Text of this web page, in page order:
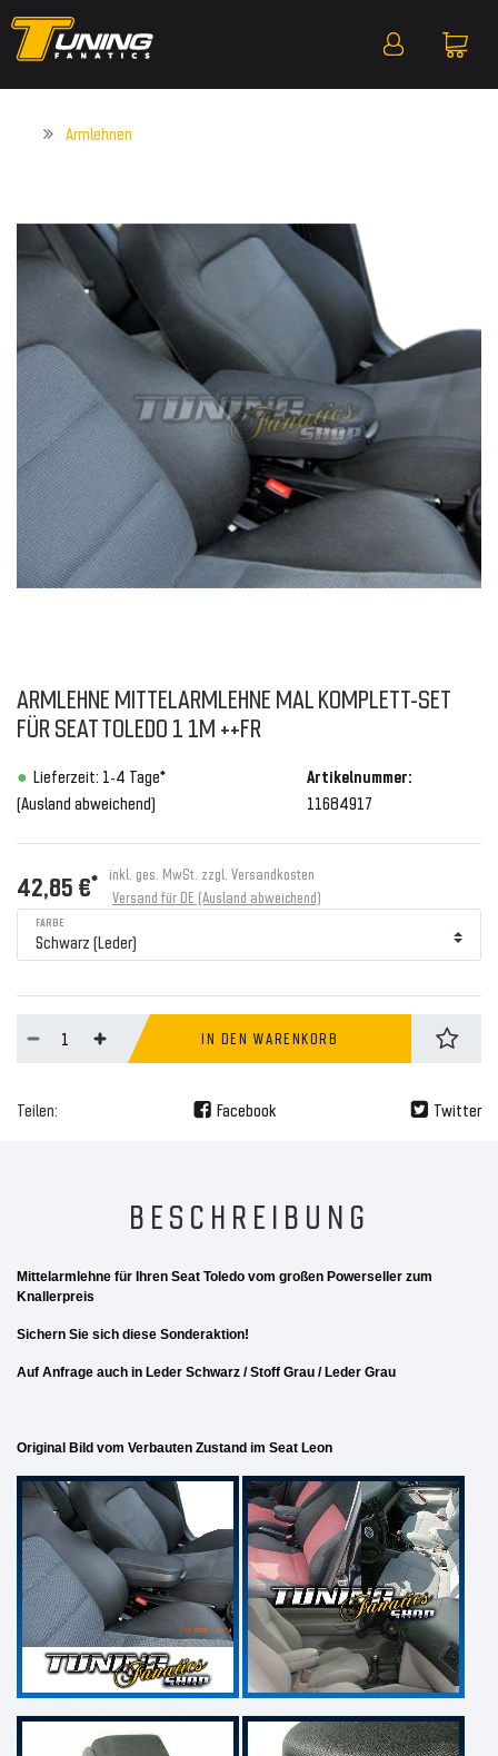
Armlehnen
ARMLEHNE MITTELARMLEHNE MAL KOMPLETT-SET
FÜR SEAT TOLEDO 1 1M ++FR
Lieferzeit: 1-4 Tage*
(Ausland abweichend)
Artikelnummer:
11684917
42,85 €* inkl. ges. MwSt. zzgl. Versandkosten
Versand für DE (Ausland abweichend)
FARBE
IN DEN WARENKORB
Teilen: Facebook Twitter
BESCHREIBUNG
Mittelarmlehne für Ihren Seat Toledo vom großen Powerseller zum
Knallerpreis
Sichern Sie sich diese Sonderaktion!
Auf Anfrage auch in Leder Schwarz / Stoff Grau / Leder Grau
Original Bild vom Verbauten Zustand im Seat Leon